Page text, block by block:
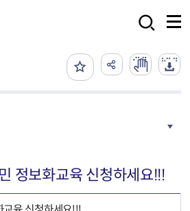
정보화교육 신청하세요!!!